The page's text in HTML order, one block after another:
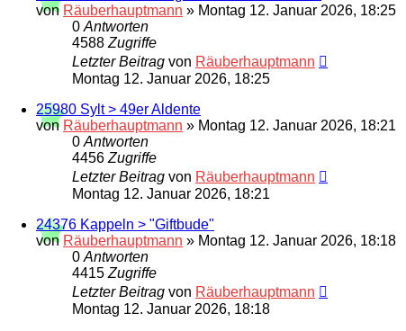
von Räuberhauptmann » Montag 12. Januar 2026, 18:25
0 Antworten
4588 Zugriffe
Letzter Beitrag von Räuberhauptmann
Montag 12. Januar 2026, 18:25
25980 Sylt > 49er Aldente
von Räuberhauptmann » Montag 12. Januar 2026, 18:21
0 Antworten
4456 Zugriffe
Letzter Beitrag von Räuberhauptmann
Montag 12. Januar 2026, 18:21
24376 Kappeln > "Giftbude"
von Räuberhauptmann » Montag 12. Januar 2026, 18:18
0 Antworten
4415 Zugriffe
Letzter Beitrag von Räuberhauptmann
Montag 12. Januar 2026, 18:18